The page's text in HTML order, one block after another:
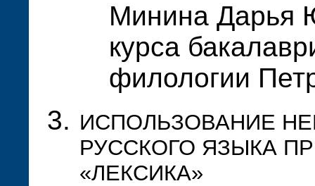
Минина Дарья
курса
филологии
ИСПОЛЬЗОВАНИЕ
РУССКОГО ЯЗЫКА
«ЛЕКСИКА»